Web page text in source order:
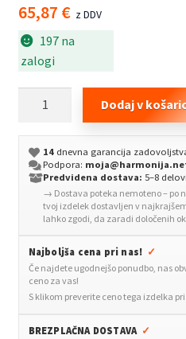
65,87 € z DDV
197 na
zalogi
artisan
hrast
60x24x76
inženirski
količina
Dodaj v
14dnevna garancija
Podpora:
Predvidena dostava: 5–8
→ Dostava poteka nemoteno – po
tvoj izdelek dostavljen v
lahko zgodi, da zaradi določenih
Najboljša cena pri nas! ✓
Če najdete ugodnejšo ponudbo, nas
ceno za vas!
S klikom preverite ceno tega izdelka pri:
BREZPLAČNA DOSTAVA ✓